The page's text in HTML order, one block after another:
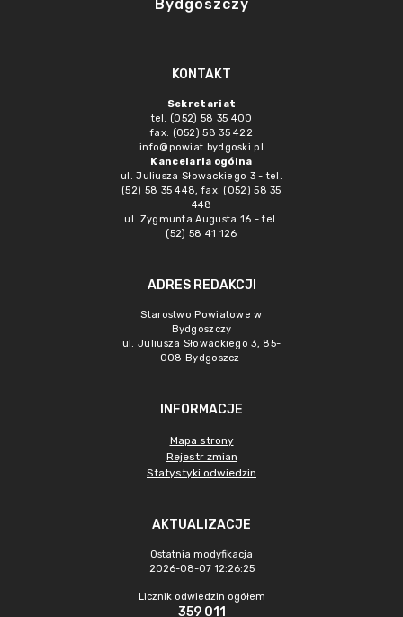
Bydgoszczy
KONTAKT
Sekretariat
tel. (052) 58 35 400
fax. (052) 58 35 422
info@powiat.bydgoski.pl
Kancelaria ogólna
ul. Juliusza Słowackiego 3 - tel.
(52) 58 35 448, fax. (052) 58 35
448
ul. Zygmunta Augusta 16 - tel.
(52) 58 41 126
ADRES REDAKCJI
Starostwo Powiatowe w
Bydgoszczy
ul. Juliusza Słowackiego 3, 85-
008 Bydgoszcz
INFORMACJE
Mapa strony
Rejestr zmian
Statystyki odwiedzin
AKTUALIZACJE
Ostatnia modyfikacja
2026-08-07 12:26:25
Licznik odwiedzin ogółem
359 011